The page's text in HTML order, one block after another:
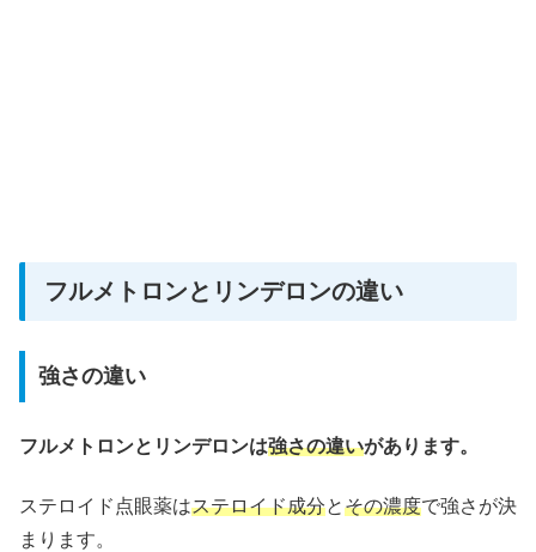
フルメトロンとリンデロンの違い
強さの違い
フルメトロンとリンデロンは強さの違いがあります。
ステロイド点眼薬はステロイド成分とその濃度で強さが決
まります。